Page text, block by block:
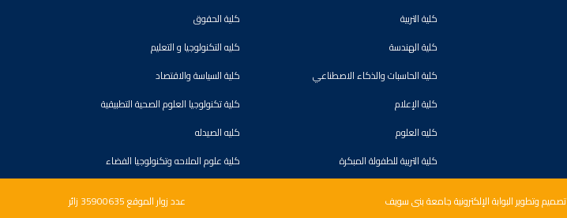
كلية التربية
كلية الحقوق
كلية الهندسة
كليه التكنولوجيا و التعليم
كلية الحاسبات والذكاء الاصطناعي
كلية السياسة والاقتصاد
كلية الإعلام
كلية تكنولوجيا العلوم الصحية التطبيقية
كليه العلوم
كليه الصيدله
كلية التربية للطفولة المبكرة
كلية علوم الملاحه وتكنولوجيا الفضاء
تصميم وتطوير البوابة الإلكترونية جامعة بنى سويف عدد زوار الموقع 35900635 زائر